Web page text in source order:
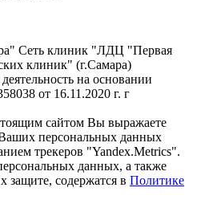
Сеть клиник "ЛДЦ "Первая
клиник" (г.Самара)
на основании
от 16.11.2020 г. г
сайтом Вы выражаете
Ваших персональных данных
трекеров "Yandex.Metrics".
данных, а также
защите, содержатся в Политике